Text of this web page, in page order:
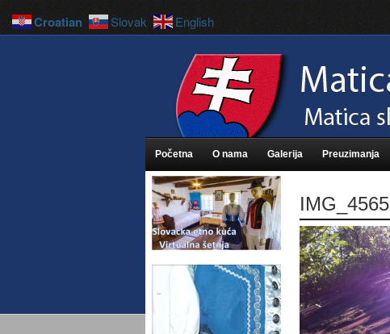
Početna O nama Galerija Preuzimanja
IMG_4565
Croatian Slovak English